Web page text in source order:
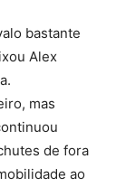
bastante
Alex
mas
de fora
ao